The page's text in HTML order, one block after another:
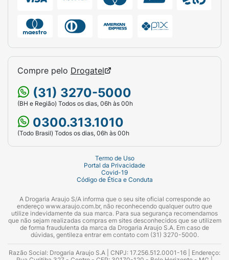
Compre pelo Drogatel
(31) 3270-5000
(BH e Região) Todos os dias, 06h às 00h
0300.313.1010
(Todo Brasil) Todos os dias, 06h às 00h
Termo de Uso
Portal da Privacidade
Covid-19
Código de Ética e Conduta
A Drogaria Araujo S/A informa que o seu site oficial corresponde ao
endereço www.araujo.com.br, não reconhecendo qualquer outro que
utilize indevidamente da sua marca. Para sua segurança recomendamos
que não sejam realizadas compras em sites desconhecidos que se utilizem
de forma fraudulenta da marca da Drogaria Araujo S.A. Em caso de
dúvidas, gentileza entrar em contato com (31) 3270-5000.
Razão Social: Drogaria Araujo S.A | CNPJ: 17.256.512.0001-16 | Endereço: